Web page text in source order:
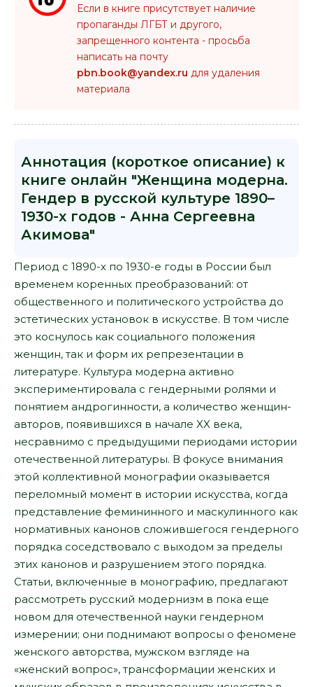
Если в книге присутствует наличие
пропаганды ЛГБТ и другого,
запрещенного контента - просьба
написать на почту
pbn.book@yandex.ru для удаления
материала
Аннотация (короткое описание) к
книге онлайн "Женщина модерна.
Гендер в русской культуре 1890–
1930-х годов - Анна Сергеевна
Акимова"
Период с 1890-х по 1930-е годы в России был
временем коренных преобразований: от
общественного и политического устройства до
эстетических установок в искусстве. В том числе
это коснулось как социального положения
женщин, так и форм их репрезентации в
литературе. Культура модерна активно
экспериментировала с гендерными ролями и
понятием андрогинности, а количество женщин-
авторов, появившихся в начале XX века,
несравнимо с предыдущими периодами истории
отечественной литературы. В фокусе внимания
этой коллективной монографии оказывается
переломный момент в истории искусства, когда
представление фемининного и маскулинного как
нормативных канонов сложившегося гендерного
порядка соседствовало с выходом за пределы
этих канонов и разрушением этого порядка.
Статьи, включенные в монографию, предлагают
рассмотреть русский модернизм в пока еще
новом для отечественной науки гендерном
измерении; они поднимают вопросы о феномене
женского авторства, мужском взгляде на
«женский вопрос», трансформации женских и